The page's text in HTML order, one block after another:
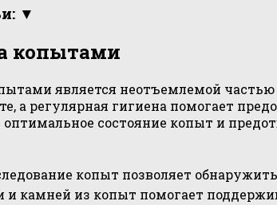
▼
копытами
является неотъемлемой
а регулярная гигиена помогает
состояние копыт и
копыт позволяет
и камней из копыт помогает